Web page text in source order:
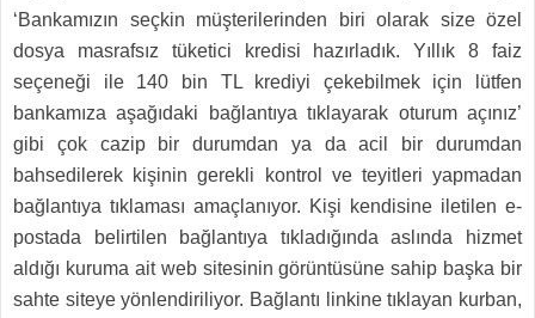
‘Bankamızın seçkin müşterilerinden biri olarak size özel
dosya masrafsız tüketici kredisi hazırladık. Yıllık 8 faiz
seçeneği ile 140 bin TL krediyi çekebilmek için lütfen
bankamıza aşağıdaki bağlantıya tıklayarak oturum açınız’
gibi çok cazip bir durumdan ya da acil bir durumdan
bahsedilerek kişinin gerekli kontrol ve teyitleri yapmadan
bağlantıya tıklaması amaçlanıyor. Kişi kendisine iletilen e-
postada belirtilen bağlantıya tıkladığında aslında hizmet
aldığı kuruma ait web sitesinin görüntüsüne sahip başka bir
sahte siteye yönlendiriliyor. Bağlantı linkine tıklayan kurban,